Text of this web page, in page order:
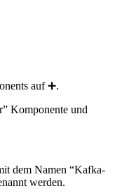
auf ➕.
Komponente und
dem Namen “Kafka-
werden.